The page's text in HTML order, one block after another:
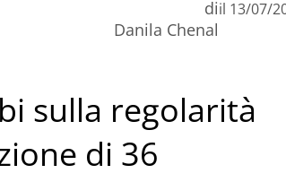
di
Danila Chenal
il 13/07/
sulla regolarità
di 36